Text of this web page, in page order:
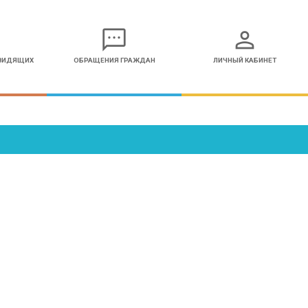
sms
ОБРАЩЕНИЯ ГРАЖДАН
person
ЛИЧНЫЙ КАБИНЕТ